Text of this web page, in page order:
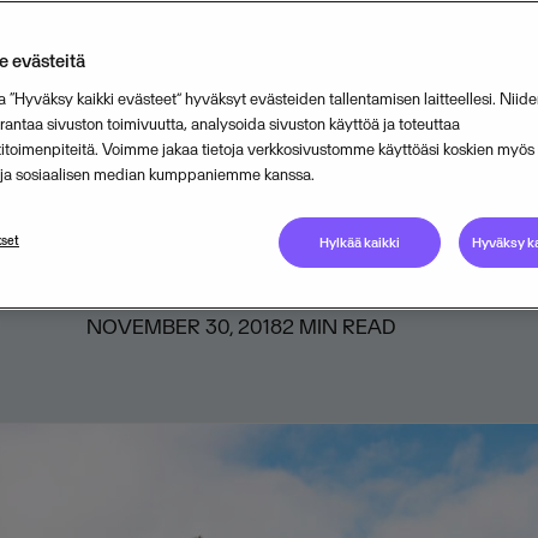
Ski Classics -kausi
Visman toimitusjohtaja
hieman sponsorisopimuksen
ja tulevasta kaudesta.
NOVEMBER 30, 20182 MIN READ
evästeitä
“Hyväksy kaikki evästeet” hyväksyt evästeiden tallentamisen laitteellesi.
sivuston toimivuutta, analysoida sivuston käyttöä ja toteuttaa
Voimme jakaa tietoja verkkosivustomme käyttöäsi koskien myös
sosiaalisen median kumppaniemme kanssa.
Hylkää kaikki Hyväksy